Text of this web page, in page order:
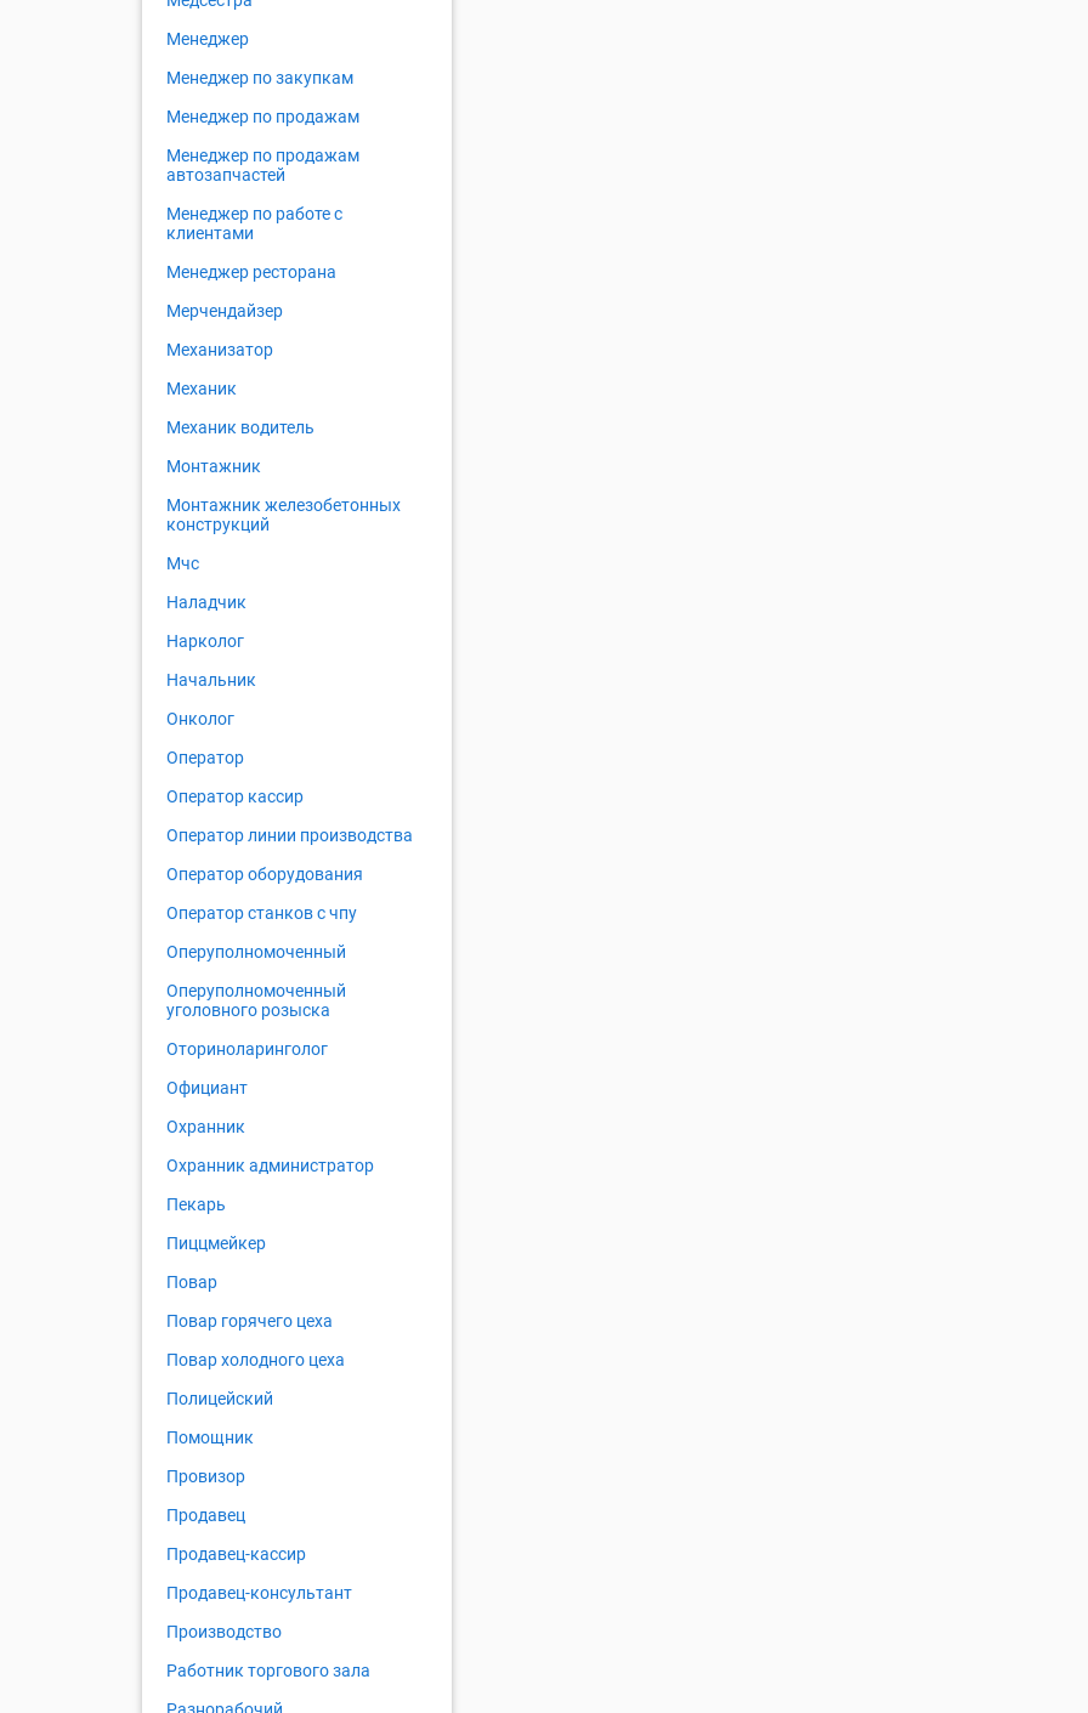
Менеджер
Менеджер по закупкам
Менеджер по продажам
Менеджер по продажам
автозапчастей
Менеджер по работе с
клиентами
Менеджер ресторана
Мерчендайзер
Механизатор
Механик
Механик водитель
Монтажник
Монтажник железобетонных
конструкций
Мчс
Наладчик
Нарколог
Начальник
Онколог
Оператор
Оператор кассир
Оператор линии производства
Оператор оборудования
Оператор станков с чпу
Оперуполномоченный
Оперуполномоченный
уголовного розыска
Оториноларинголог
Официант
Охранник
Охранник администратор
Пекарь
Пиццмейкер
Повар
Повар горячего цеха
Повар холодного цеха
Полицейский
Помощник
Провизор
Продавец
Продавец-кассир
Продавец-консультант
Производство
Работник торгового зала